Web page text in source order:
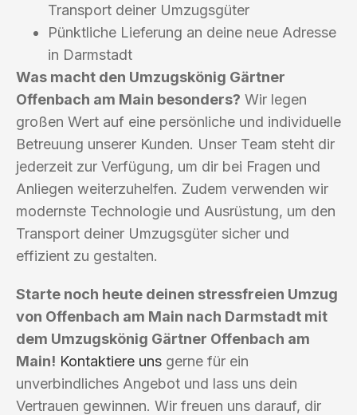
Transport deiner Umzugsgüter
Pünktliche Lieferung an deine neue Adresse
in Darmstadt
Was macht den Umzugskönig Gärtner
Offenbach am Main besonders? Wir legen
großen Wert auf eine persönliche und individuelle
Betreuung unserer Kunden. Unser Team steht dir
jederzeit zur Verfügung, um dir bei Fragen und
Anliegen weiterzuhelfen. Zudem verwenden wir
modernste Technologie und Ausrüstung, um den
Transport deiner Umzugsgüter sicher und
effizient zu gestalten.
Starte noch heute deinen stressfreien Umzug
von Offenbach am Main nach Darmstadt mit
dem Umzugskönig Gärtner Offenbach am
Main! Kontaktiere uns gerne für ein
unverbindliches Angebot und lass uns dein
Vertrauen gewinnen. Wir freuen uns darauf, dir